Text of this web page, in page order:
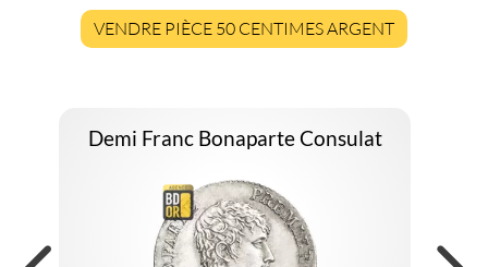
VENDRE PIÈCE 50 CENTIMES ARGENT
Demi Franc Bonaparte Consulat